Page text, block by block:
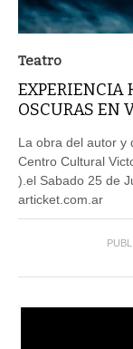
Teatro
EXPERIENCIA
OSCURAS EN
La obra del autor y
Centro Cultural
).el Sabado 25 de
articket.com.ar